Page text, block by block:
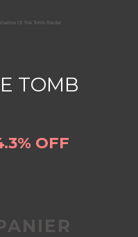
Of The Tomb Raider
TOMB
OFF